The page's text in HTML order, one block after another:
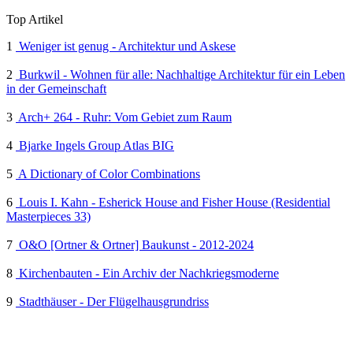
Top Artikel
1
Weniger ist genug - Architektur und Askese
2 Burkwil - Wohnen für alle: Nachhaltige Architektur für ein Leben
in der Gemeinschaft
3 Arch+ 264 - Ruhr: Vom Gebiet zum Raum
4 Bjarke Ingels Group Atlas BIG
5 A Dictionary of Color Combinations
6 Louis I. Kahn - Esherick House and Fisher House (Residential
Masterpieces 33)
7 O&O [Ortner & Ortner] Baukunst - 2012-2024
8 Kirchenbauten - Ein Archiv der Nachkriegsmoderne
9 Stadthäuser - Der Flügelhausgrundriss